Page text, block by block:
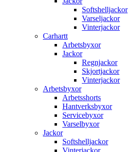
Softshelljackor
Varseljackor
Vinterjackor
Carhartt
Arbetsbyxor
Jackor
Regnjackor
Skjortjackor
Vinterjackor
Arbetsbyxor
Arbetsshorts
Hantverksbyxor
Servicebyxor
Varselbyxor
Jackor
Softshelljackor
Vinterjackor